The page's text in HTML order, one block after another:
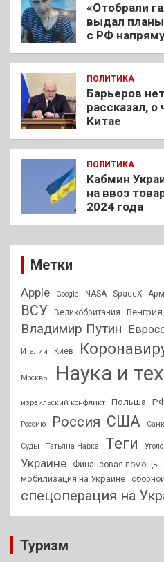
«Отобрали
выдал
с РФ
ПОЛИТИКА
Барьеров
рассказал,
Китае
ПОЛИТИКА
Кабмин
на ввоз
2024 года
Метки
Apple Google NASA SpaceX
ВСУ Великобритания Венгрия
Владимир Путин
Италии Киев
Москвы Наука и
израильский конфликт Польша
Россию Россия США
Суды Татьяна Навка Теги
Украине Финансовая помощь
мобилизация на Украине
спецоперация на
Туризм